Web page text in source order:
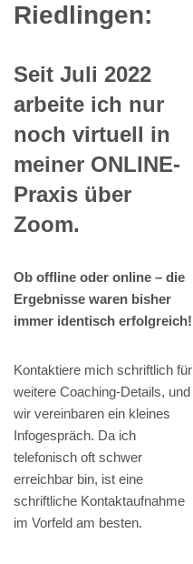
Riedlingen:
Seit Juli 2022
arbeite ich nur
noch virtuell in
meiner ONLINE-
Praxis über
Zoom.
Ob offline oder online – die
Ergebnisse waren bisher
immer identisch erfolgreich!
Kontaktiere mich schriftlich für
weitere Coaching-Details, und
wir vereinbaren ein kleines
Infogespräch. Da ich
telefonisch oft schwer
erreichbar bin, ist eine
schriftliche Kontaktaufnahme
im Vorfeld am besten.